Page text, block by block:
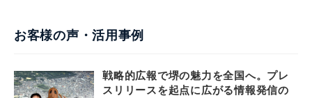
お客様の声・活用事例
戦略的広報で堺の魅力を全国へ。プレ
スリリースを起点に広がる情報発信の